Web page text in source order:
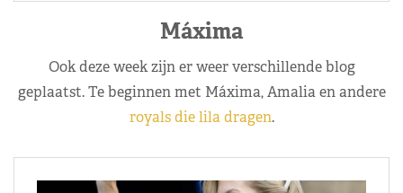
Máxima
Ook deze week zijn er weer verschillende blog
geplaatst. Te beginnen met Máxima, Amalia en andere
royals die lila dragen.